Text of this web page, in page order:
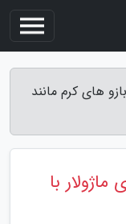
های کرم مانند
با